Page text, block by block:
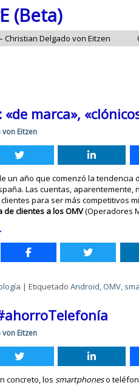
(Beta)
Christian Delgado von Eitzen
marca»,
Eitzen
un año que comenzó la tendencia
Las cuentas,
para ser más competitivos
de clientes a los OMV(Operadores
|Etiquetado Android, OMV,
Eitzen
concreto, lossmartphoneso